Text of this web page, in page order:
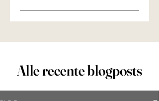
Alle recente blogposts